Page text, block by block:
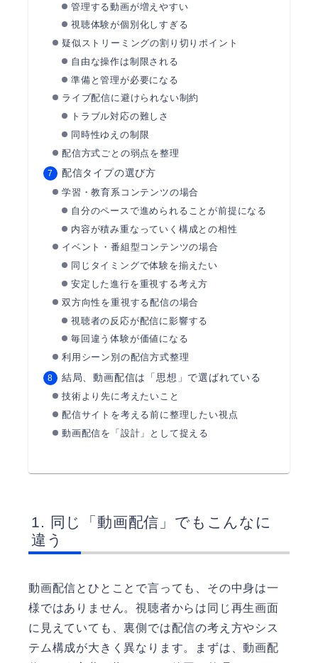
管理する動画が増えやすい
視聴体験が個別化しすぎる
疑似ストリーミングの割り切りポイント
自由な操作は制限される
準備と管理が必要になる
ライブ配信に避けられない制約
トラブル対応の難しさ
同時性ゆえの制限
配信方式ごとの弱点を整理
配信タイプの選び方
学習・教育系コンテンツの場合
自分のペースで進められることが前提になる
内容が積み重なっていく構成との相性
イベント・番組型コンテンツの場合
同じタイミングで体験を揃えたい
安定した進行を重視する考え方
双方向性を重視する配信の場合
視聴者の反応が配信に影響する
毎回違う体験が価値になる
利用シーン別の配信方式整理
結局、動画配信は「思想」で選ばれている
技術より先に考えたいこと
配信サイトを考える前に整理したい視点
動画配信を「設計」として捉える
同じ「動画配信」でもこんなに
違う
動画配信とひとことで言っても、その中身は一
様ではありません。視聴者からは同じ再生画面
に見えていても、裏側では配信の考え方やシス
テム構成が大きく異なります。まずは、動画配